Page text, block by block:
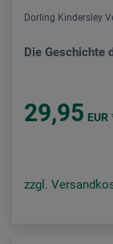
Dorling Kindersley
Die Geschichte
29,95 EUR
zzgl.